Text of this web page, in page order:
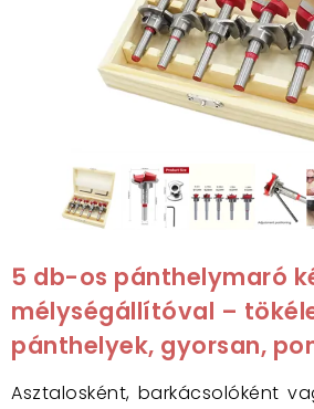
5 db-os pánthelymaró
mélységállítóval –
pánthelyek, gyorsan,
Asztalosként, barkácsolóként